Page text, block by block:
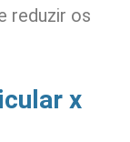
reduzir os
x